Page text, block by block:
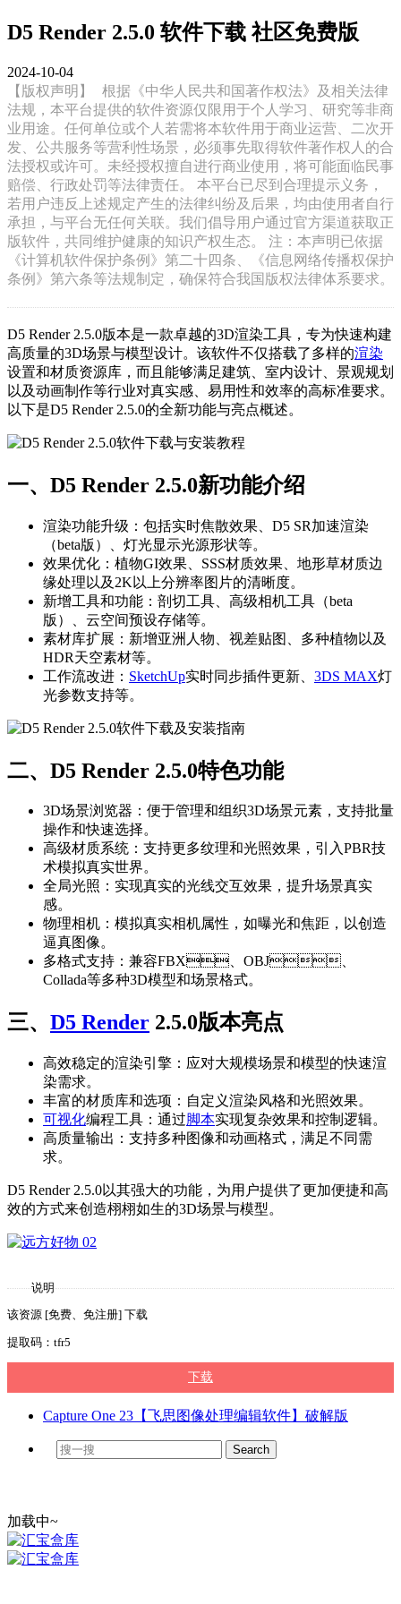
D5 Render 2.5.0 软件下载 社区免费版
2024-10-04
【版权声明】
根据《中华人民共和国著作权法》及相关法律
法规，本平台提供的软件资源仅限用于个人学习、研究等非商
业用途。任何单位或个人若需将本软件用于商业运营、二次开
发、公共服务等营利性场景，必须事先取得软件著作权人的合
法授权或许可。未经授权擅自进行商业使用，将可能面临民事
赔偿、行政处罚等法律责任。 本平台已尽到合理提示义务，
若用户违反上述规定产生的法律纠纷及后果，均由使用者自行
承担，与平台无任何关联。我们倡导用户通过官方渠道获取正
版软件，共同维护健康的知识产权生态。 注：本声明已依据
《计算机软件保护条例》第二十四条、《信息网络传播权保护
条例》第六条等法规制定，确保符合我国版权法律体系要求。
D5 Render 2.5.0版本是一款卓越的3D渲染工具，专为快速构建
高质量的3D场景与模型设计。该软件不仅搭载了多样的渲染
设置和材质资源库，而且能够满足建筑、室内设计、景观规划
以及动画制作等行业对真实感、易用性和效率的高标准要求。
以下是D5 Render 2.5.0的全新功能与亮点概述。
一、D5 Render 2.5.0新功能介绍
渲染功能升级：包括实时焦散效果、D5 SR加速渲染
（beta版）、灯光显示光源形状等。
效果优化：植物GI效果、SSS材质效果、地形草材质边
缘处理以及2K以上分辨率图片的清晰度。
新增工具和功能：剖切工具、高级相机工具（beta
版）、云空间预设存储等。
素材库扩展：新增亚洲人物、视差贴图、多种植物以及
HDR天空素材等。
工作流改进： SketchUp实时同步插件更新、 3DS MAX灯
光参数支持等。
二、D5 Render 2.5.0特色功能
3D场景浏览器：便于管理和组织3D场景元素，支持批量
操作和快速选择。
高级材质系统：支持更多纹理和光照效果，引入PBR技
术模拟真实世界。
全局光照：实现真实的光线交互效果，提升场景真实
感。
物理相机：模拟真实相机属性，如曝光和焦距，以创造
逼真图像。
多格式支持：兼容FBX、OBJ、
Collada等多种3D模型和场景格式。
三、 D5 Render 2.5.0版本亮点
高效稳定的渲染引擎：应对大规模场景和模型的快速渲
染需求。
丰富的材质库和选项：自定义渲染风格和光照效果。
可视化编程工具：通过脚本实现复杂效果和控制逻辑。
高质量输出：支持多种图像和动画格式，满足不同需
求。
D5 Render 2.5.0以其强大的功能，为用户提供了更加便捷和高
效的方式来创造栩栩如生的3D场景与模型。
说明
该资源 [免费、免注册] 下载
提取码：tfr5
下载
Capture One 23【飞思图像处理编辑软件】破解版
加载中~